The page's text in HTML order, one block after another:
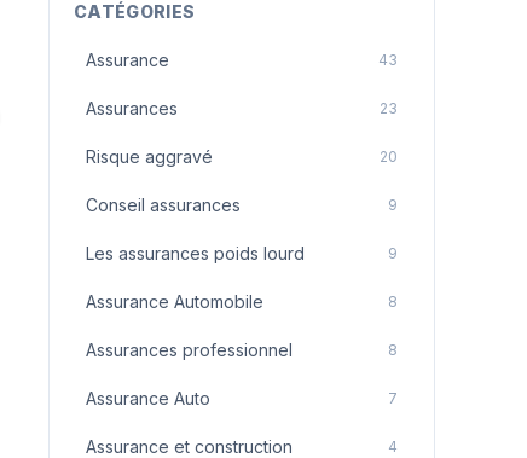
CATÉGORIES
Assurance 43
Assurances 23
Risque aggravé 20
Conseil assurances 9
Les assurances poids lourd 9
Assurance Automobile 8
Assurances professionnel 8
Assurance Auto 7
Assurance et construction 4